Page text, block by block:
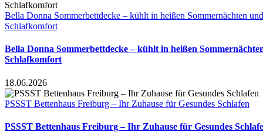
Bella Donna Sommerbettdecke – kühlt in heißen Sommernächten
Schlafkomfort
Bella Donna Sommerbettdecke – kühlt in heißen
Schlafkomfort
18.06.2026
PSSST Bettenhaus Freiburg – Ihr Zuhause für Gesundes Schlafen
PSSST Bettenhaus Freiburg – Ihr Zuhause für Gesundes